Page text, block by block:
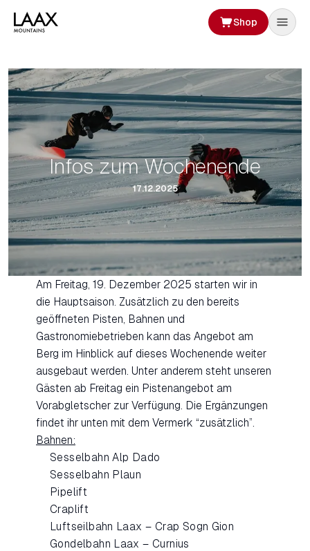
Shop
Infos zum Wochenende
17.12.2025
Am Freitag, 19. Dezember 2025 starten wir in
die Hauptsaison. Zusätzlich zu den bereits
geöffneten Pisten, Bahnen und
Gastronomiebetrieben kann das Angebot am
Berg im Hinblick auf dieses Wochenende weiter
ausgebaut werden. Unter anderem steht unseren
Gästen ab Freitag ein Pistenangebot am
Vorabgletscher zur Verfügung. Die Ergänzungen
findet ihr unten mit dem Vermerk “zusätzlich”.
Bahnen:
Sesselbahn Alp Dado
Sesselbahn Plaun
Pipelift
Craplift
Luftseilbahn Laax – Crap Sogn Gion
Gondelbahn Laax – Curnius